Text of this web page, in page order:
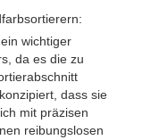
wichtiger
da es die zu
dass sie
mit präzisen
reibungslosen